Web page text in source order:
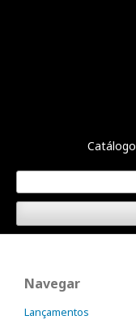
Catálogo
Navegar
Lançamentos